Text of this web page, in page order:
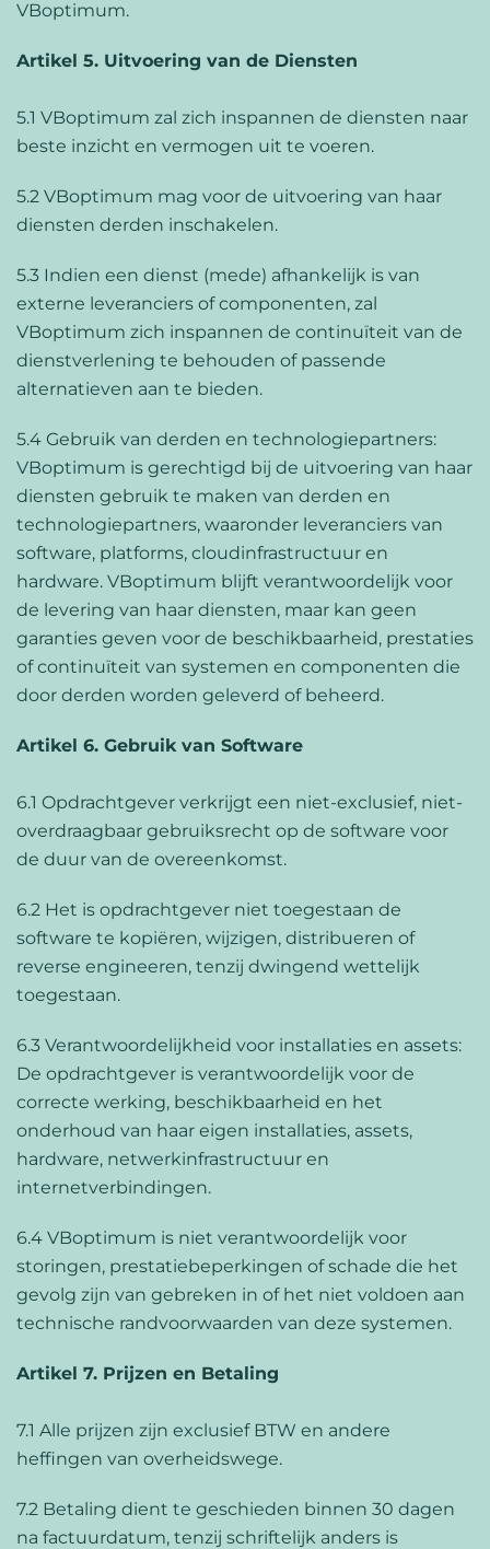
VBoptimum.
Artikel 5. Uitvoering van de Diensten
5.1 VBoptimum zal zich inspannen de diensten naar
beste inzicht en vermogen uit te voeren.
5.2 VBoptimum mag voor de uitvoering van haar
diensten derden inschakelen.
5.3 Indien een dienst (mede) afhankelijk is van
externe leveranciers of componenten, zal
VBoptimum zich inspannen de continuïteit van de
dienstverlening te behouden of passende
alternatieven aan te bieden.
5.4 Gebruik van derden en technologiepartners:
VBoptimum is gerechtigd bij de uitvoering van haar
diensten gebruik te maken van derden en
technologiepartners, waaronder leveranciers van
software, platforms, cloudinfrastructuur en
hardware. VBoptimum blijft verantwoordelijk voor
de levering van haar diensten, maar kan geen
garanties geven voor de beschikbaarheid, prestaties
of continuïteit van systemen en componenten die
door derden worden geleverd of beheerd.
Artikel 6. Gebruik van Software
6.1 Opdrachtgever verkrijgt een niet-exclusief, niet-
overdraagbaar gebruiksrecht op de software voor
de duur van de overeenkomst.
6.2 Het is opdrachtgever niet toegestaan de
software te kopiëren, wijzigen, distribueren of
reverse engineeren, tenzij dwingend wettelijk
toegestaan.
6.3 Verantwoordelijkheid voor installaties en assets:
De opdrachtgever is verantwoordelijk voor de
correcte werking, beschikbaarheid en het
onderhoud van haar eigen installaties, assets,
hardware, netwerkinfrastructuur en
internetverbindingen.
6.4 VBoptimum is niet verantwoordelijk voor
storingen, prestatiebeperkingen of schade die het
gevolg zijn van gebreken in of het niet voldoen aan
technische randvoorwaarden van deze systemen.
Artikel 7. Prijzen en Betaling
7.1 Alle prijzen zijn exclusief BTW en andere
heffingen van overheidswege.
7.2 Betaling dient te geschieden binnen 30 dagen
na factuurdatum, tenzij schriftelijk anders is